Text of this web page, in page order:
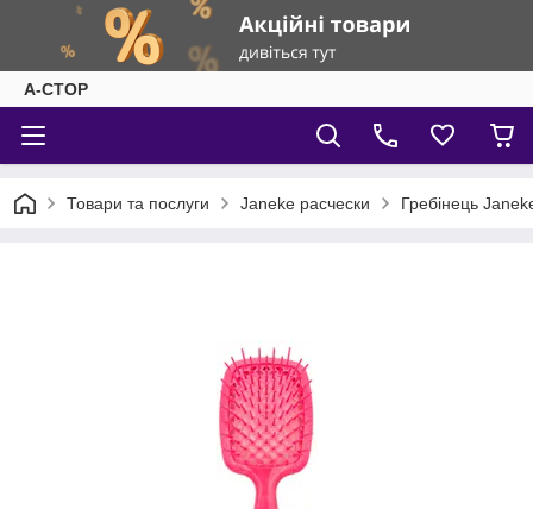
А-СТОР
Товари та послуги Janeke расчески Гребінець